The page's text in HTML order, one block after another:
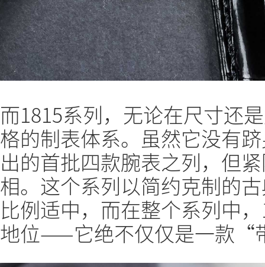
而1815系列，无论在尺寸还
格的制表体系。虽然它没有
出的首批四款腕表之列，但
相。这个系列以简约克制的
比例适中，而在整个系列中
地位——它绝不仅仅是一款“